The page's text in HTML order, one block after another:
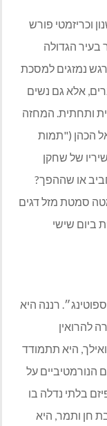
וכריזמטי פורש
בעיר הגדולה
נמזגים למסכת
אלא גם נשים
ותחתית. המחזה
הכהן ("תמות
של שחקן
או שההפך?
תיאטרון הסמטה סמטת מזל דגים
ביום שישי
רננה היא
להרואין
היא תתמודד
הנורמטיביים על
בלתי נדלה בו
חן ותמר, היא